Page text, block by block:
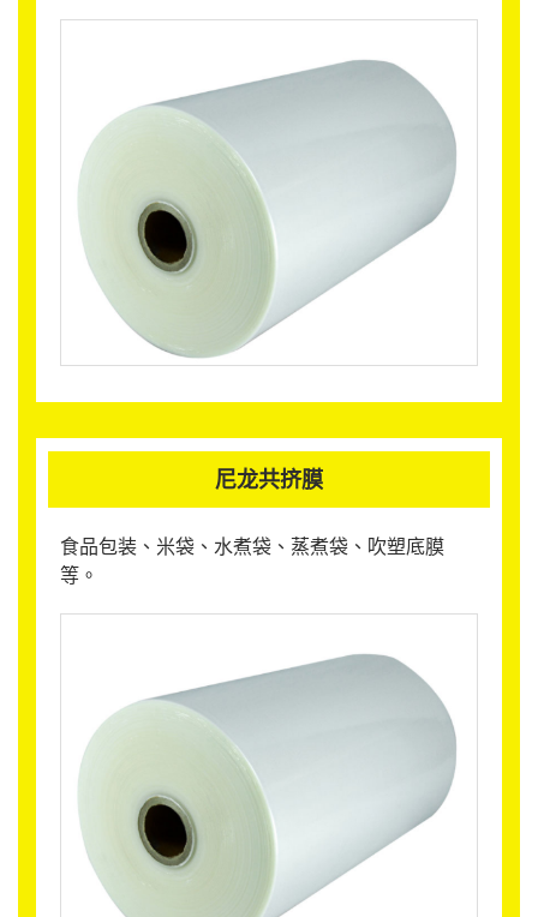
尼龙共挤膜
食品包装、米袋、水煮袋、蒸煮袋、吹塑底膜
等。